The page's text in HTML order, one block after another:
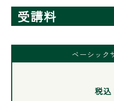
受講料
ベーシック
税込